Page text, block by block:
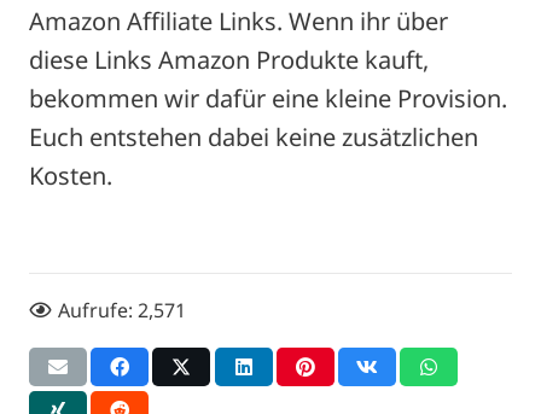
Amazon Affiliate Links. Wenn ihr über
diese Links Amazon Produkte kauft,
bekommen wir dafür eine kleine Provision.
Euch entstehen dabei keine zusätzlichen
Kosten.
Aufrufe:2,571